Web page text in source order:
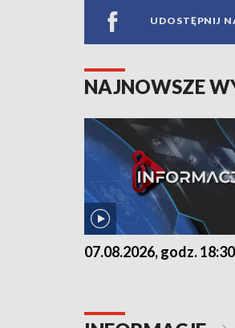
UDOSTĘPNIJ
NAJNOWSZE
07.08.2026, godz. 18:30